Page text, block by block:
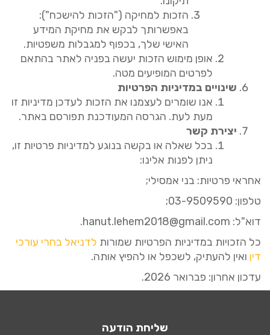
הזכות למחיקה ("הזכות להישכח")
:
באפשרותך לבקש את מחיקת המידע
האישי שלך, בכפוף למגבלות משפטיות.
אופן מימוש הזכות יעשה בפניה לאתר בהתאם
לפרטים המופיעים מטה.
שינויים במדיניות הפרטיות
אנו שומרים לעצמנו את הזכות לעדכן מדיניות זו
מעת לעת. הגרסה המעודכנת תפורסם באתר.
יצירת קשר
בכל שאלה או בקשה בנוגע למדיניות פרטיות זו,
ניתן לפנות אלינו:
אחראי פרטיות: בני אמסילי;
טלפון: 03-9509590;
דוא"ל:
hanut.lehem2018@gmail.com.
כל הזכויות במדיניות הפרטיות שמורות לדניאל בחרי עורכי
דין ואין להעתיק, לשכפל או להפיץ אותה.
עדכון אחרון: פברואר
שליחת הודעה